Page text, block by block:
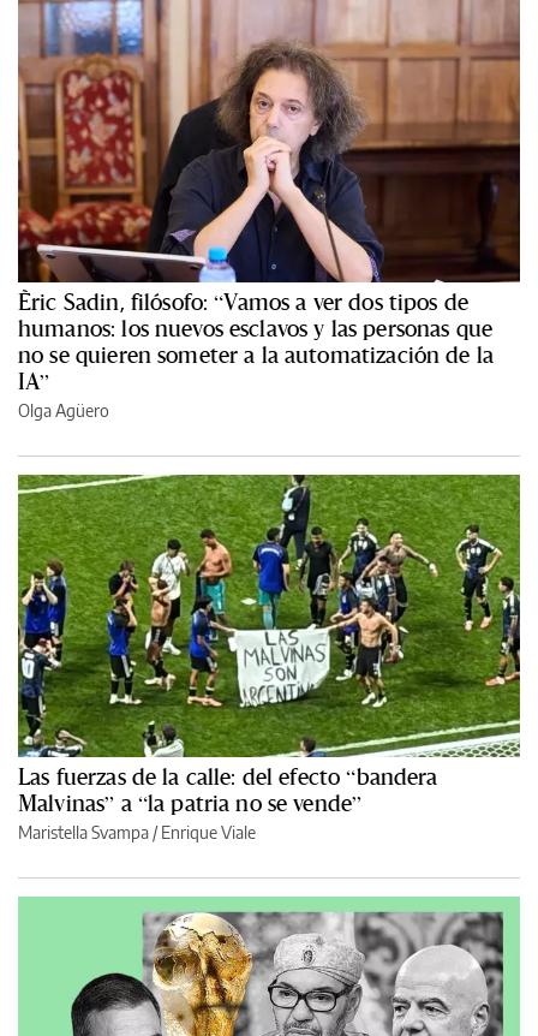
Èric Sadin, filósofo: “Vamos a ver dos tipos de
humanos: los nuevos esclavos y las personas que
no se quieren someter a la automatización de la
IA”
Olga Agüero
Las fuerzas de la calle: del efecto “bandera
Malvinas” a “la patria no se vende”
Maristella Svampa /Enrique Viale